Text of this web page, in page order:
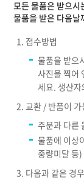
모든 물품은 받으시
물품을 받은 다음날
접수방법
물품을 받으
사진을 찍어
세요. 생산
교환 / 반품이 가
주문과 다른
물품에 이상
중량미달 등)
다음과 같은 경